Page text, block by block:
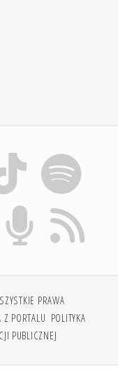
PRAWA
PORTALU POLITYKA
PUBLICZNEJ